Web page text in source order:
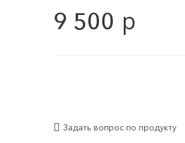
9 500 p
Задать вопрос по продукту